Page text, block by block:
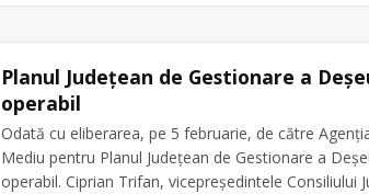
Planul Județean de Gestionare a
operabil
Odată cu eliberarea, pe 5 februarie, de către
Mediu pentru Planul Județean de Gestionare a
operabil. Ciprian Trifan, vicepreședintele